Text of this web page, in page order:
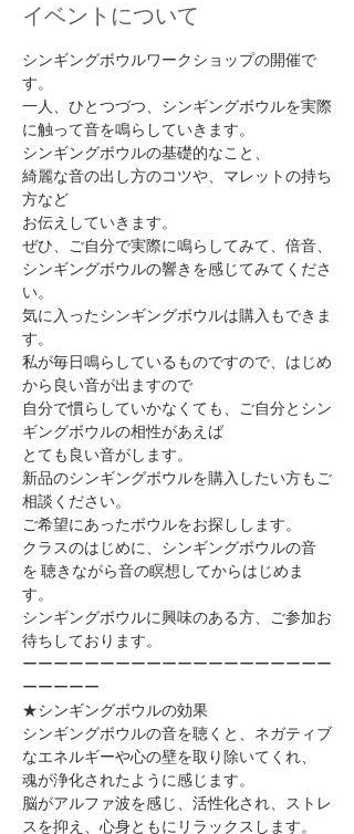
イベントについて
シンギングボウルワークショップの開催で
す。
一人、ひとつづつ、シンギングボウルを実際
に触って音を鳴らしていきます。
シンギングボウルの基礎的なこと、
綺麗な音の出し方のコツや、マレットの持ち
方など
お伝えしていきます。
ぜひ、ご自分で実際に鳴らしてみて、倍音、
シンギングボウルの響きを感じてみてくださ
い。
気に入ったシンギングボウルは購入もできま
す。
私が毎日鳴らしているものですので、はじめ
から良い音が出ますので
自分で慣らしていかなくても、ご自分とシン
ギングボウルの相性があえば
とても良い音がします。
新品のシンギングボウルを購入したい方もご
相談ください。
ご希望にあったボウルをお探しします。
クラスのはじめに、シンギングボウルの音
を ​聴きながら音の瞑想してからはじめま
す。
シンギングボウルに興味のある方、ご参加お
待ちしております。
ーーーーーーーーーーーーーーーーーーーー
ーーーーー
★シンギングボウルの効果
シンギングボウルの音を聴くと、ネガティブ
なエネルギーや心の壁を取り除いてくれ、
魂が浄化されたように感じます。
脳がアルファ波を感じ、活性化され、ストレ
スを抑え、心身ともにリラックスします。